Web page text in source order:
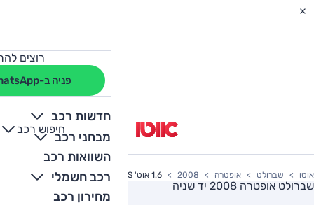
רוצים
פניה ב-WhatsApp
חדשות רכב
מבחני רכב
השוואות רכב
רכב חשמלי
מחירון רכב
חיפוש רכב
+
-
אוטו שברולט אופטרה 2008 1.6 אוט' MORE LS
שברולט אופטרה 2008 יד שניה